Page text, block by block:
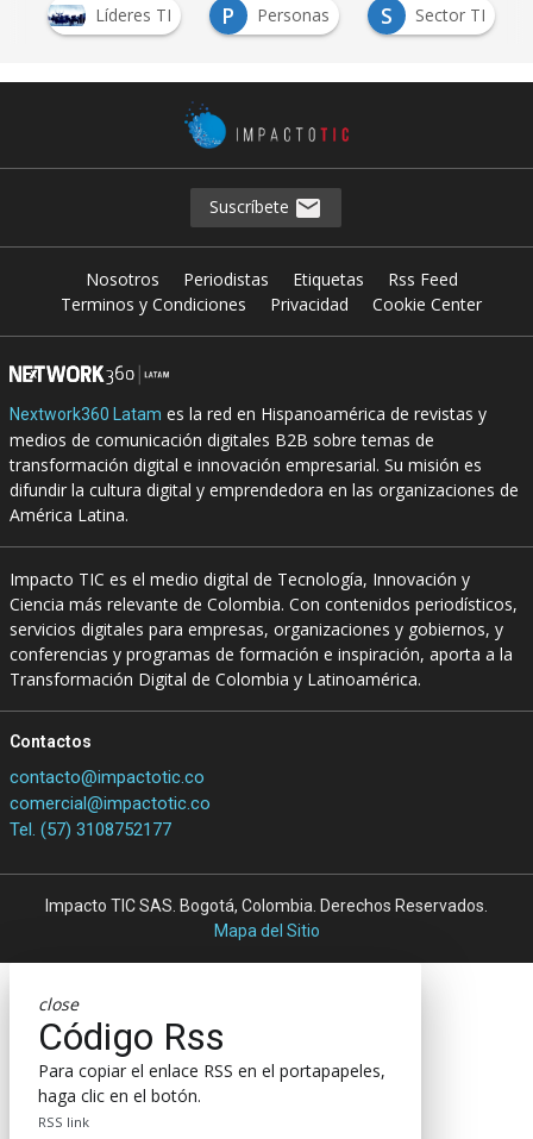
Líderes TI P Personas S Sector TI
Suscríbete
Nosotros Periodistas Etiquetas
Rss Feed
Terminos y Condiciones
Privacidad Cookie Center
Nextwork360 Latam es la red en Hispanoamérica de revistas y
medios de comunicación digitales B2B sobre temas de
transformación digital e innovación empresarial. Su misión es
difundir la cultura digital y emprendedora en las organizaciones de
América Latina.
Impacto TIC es el medio digital de Tecnología, Innovación y
Ciencia más relevante de Colombia. Con contenidos periodísticos,
servicios digitales para empresas, organizaciones y gobiernos, y
conferencias y programas de formación e inspiración, aporta a la
Transformación Digital de Colombia y Latinoamérica.
Contactos
contacto@impactotic.co
comercial@impactotic.co
Tel. (57) 3108752177
Impacto TIC SAS. Bogotá, Colombia. Derechos Reservados.
Mapa del Sitio
close
Código Rss
Para copiar el enlace RSS en el portapapeles,
haga clic en el botón.
RSS link